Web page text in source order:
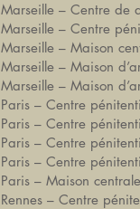
Marseille – Centre de
Marseille – Centre
Marseille – Maison
Marseille – Maison
Marseille – Maison
Paris – Centre
Paris – Centre
Paris – Centre
Paris – Centre
Paris – Maison
Rennes – Centre